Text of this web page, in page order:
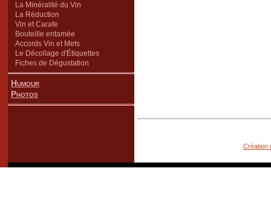
La Minéralité du Vin
La Réduction
Vin et Carafe
Bouteille entamée
Accords Vin et Mets
Le Décollage d'Étiquettes
Fiches de Dégustation
Humour
Photos
Création